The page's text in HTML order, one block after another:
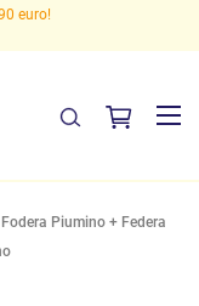
euro!
Fodera Piumino + Federa